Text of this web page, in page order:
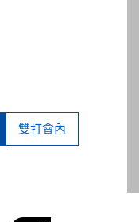
雙打會內